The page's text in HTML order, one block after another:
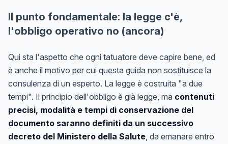
Il punto fondamentale: la legge c'è,
l'obbligo operativo no (ancora)
Qui sta l'aspetto che ogni tatuatore deve capire bene, ed
è anche il motivo per cui questa guida non sostituisce la
consulenza di un esperto. La legge è costruita "a due
tempi". Il principio dell'obbligo è già legge, ma contenuti
precisi, modalità e tempi di conservazione del
documento saranno definiti da un successivo
decreto del Ministero della Salute, da emanare entro